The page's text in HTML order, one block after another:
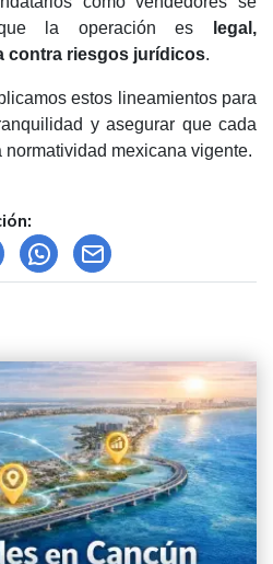
la operación es
legal,
contra riesgos jurídicos.
estos lineamientos para
y asegurar que cada
mexicana vigente.